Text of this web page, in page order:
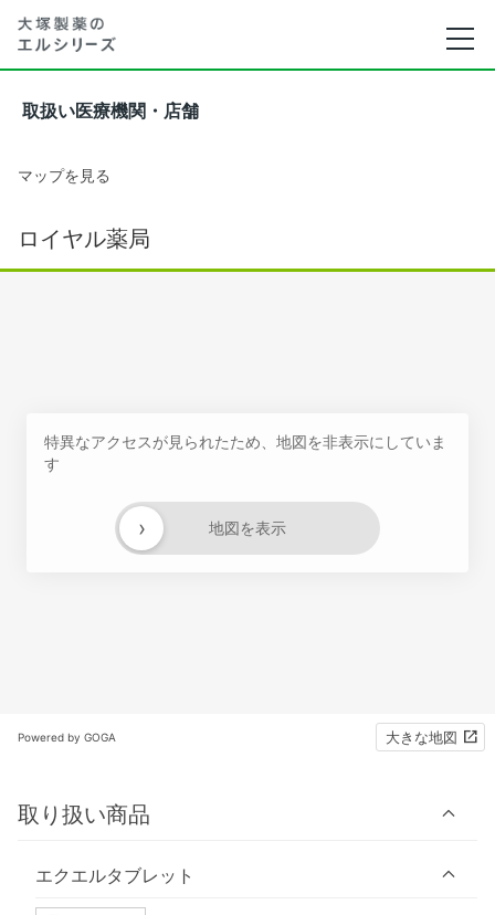
取扱い医療機関・店舗
マップを見る
ロイヤル薬局
特異なアクセスが見られたため、地図を非表示にしていま
す
地図を表示
›
Powered by GOGA 大きな地図
取り扱い商品
エクエルタブレット